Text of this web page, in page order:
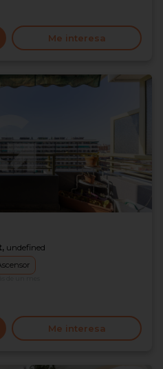
Me interesa
undefined
Me interesa